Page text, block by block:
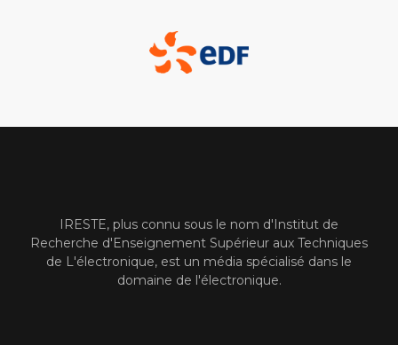
IRESTE, plus connu sous le nom d'Institut de
Recherche d'Enseignement Supérieur aux Techniques
de L'électronique, est un média spécialisé dans le
domaine de l'électronique.